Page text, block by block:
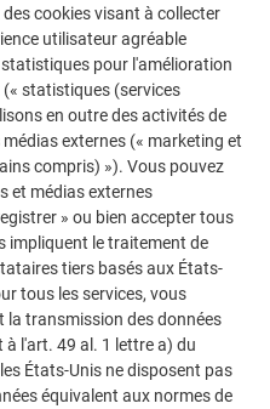
cookies visant à collecter
utilisateur agréable
pour l'amélioration
statistiques (services
en outre des activités de
externes (« marketing et
compris) »). Vous pouvez
et médias externes
» ou bien accepter tous
impliquent le traitement de
tiers basés aux États-
tous les services, vous
la transmission des données
l'art. 49 al. 1 lettre a) du
États-Unis ne disposent pas
équivalent aux normes de